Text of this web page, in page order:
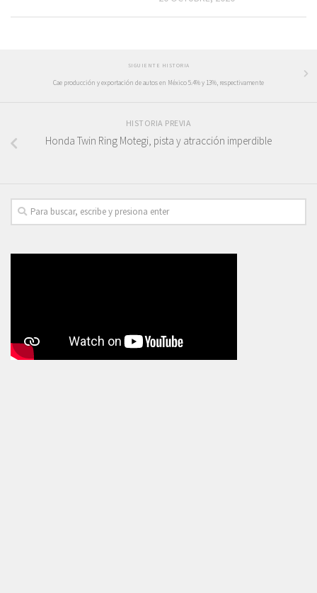
SIGUIENTE HISTORIA
Cae producción y exportación de autos en México 5.4% y 13%, respectivamente
HISTORIA PREVIA
Honda Twin Ring Motegi, pista y atracción imperdible